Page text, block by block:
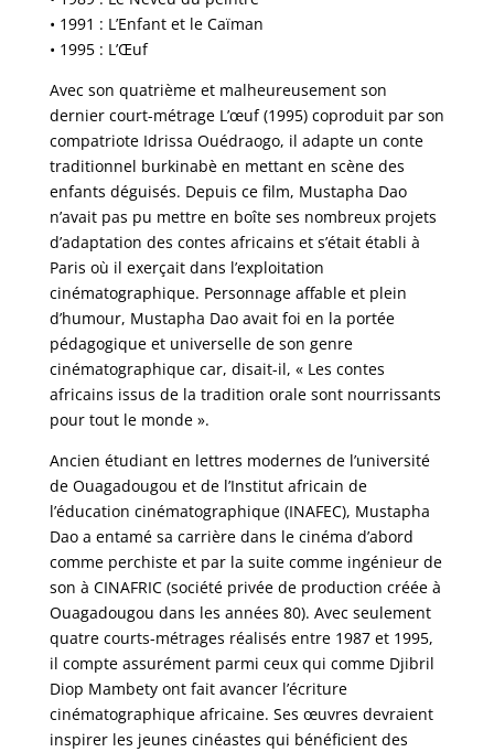
• 1991 : L’Enfant et le Caïman
• 1995 : L’Œuf
Avec son quatrième et malheureusement son
dernier court-métrage L’œuf (1995) coproduit par son
compatriote Idrissa Ouédraogo, il adapte un conte
traditionnel burkinabè en mettant en scène des
enfants déguisés. Depuis ce film, Mustapha Dao
n’avait pas pu mettre en boîte ses nombreux projets
d’adaptation des contes africains et s’était établi à
Paris où il exerçait dans l’exploitation
cinématographique. Personnage affable et plein
d’humour, Mustapha Dao avait foi en la portée
pédagogique et universelle de son genre
cinématographique car, disait-il, « Les contes
africains issus de la tradition orale sont nourrissants
pour tout le monde ».
Ancien étudiant en lettres modernes de l’université
de Ouagadougou et de l’Institut africain de
l’éducation cinématographique (INAFEC), Mustapha
Dao a entamé sa carrière dans le cinéma d’abord
comme perchiste et par la suite comme ingénieur de
son à CINAFRIC (société privée de production créée à
Ouagadougou dans les années 80). Avec seulement
quatre courts-métrages réalisés entre 1987 et 1995,
il compte assurément parmi ceux qui comme Djibril
Diop Mambety ont fait avancer l’écriture
cinématographique africaine. Ses œuvres devraient
inspirer les jeunes cinéastes qui bénéficient des